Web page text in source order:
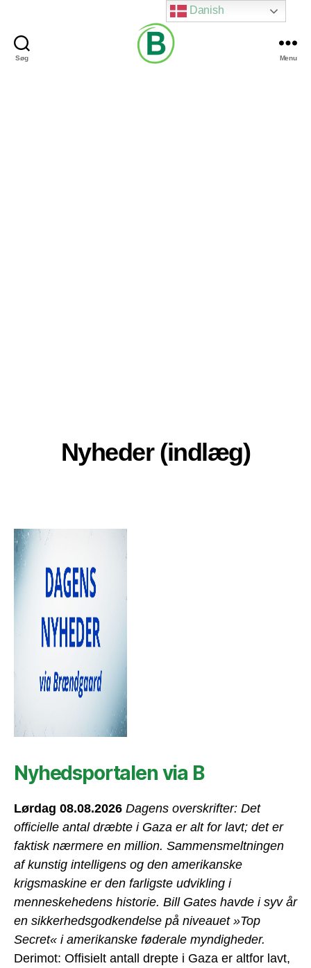
Søg Menu
Nyheder (indlæg)
Nyhedsportalen via B
Lørdag 08.08.2026 Dagens overskrifter: Det
officielle antal dræbte i Gaza er alt for lavt; det er
faktisk nærmere en million. Sammensmeltningen
af kunstig intelligens og den amerikanske
krigsmaskine er den farligste udvikling i
menneskehedens historie. Bill Gates havde i syv år
en sikkerhedsgodkendelse på niveauet »Top
Secret« i amerikanske føderale myndigheder.
Derimot: Offisielt antall drepte i Gaza er altfor lavt,
Danish